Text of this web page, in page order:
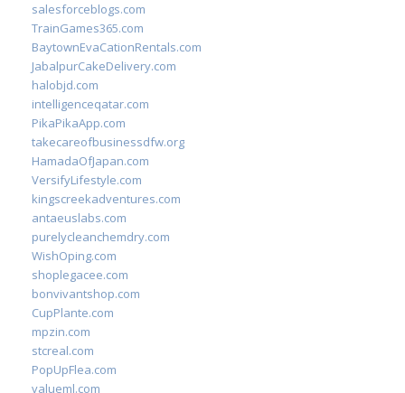
salesforceblogs.com
TrainGames365.com
BaytownEvaCationRentals.com
JabalpurCakeDelivery.com
halobjd.com
intelligenceqatar.com
PikaPikaApp.com
takecareofbusinessdfw.org
HamadaOfJapan.com
VersifyLifestyle.com
kingscreekadventures.com
antaeuslabs.com
purelycleanchemdry.com
WishOping.com
shoplegacee.com
bonvivantshop.com
CupPlante.com
mpzin.com
stcreal.com
PopUpFlea.com
valueml.com